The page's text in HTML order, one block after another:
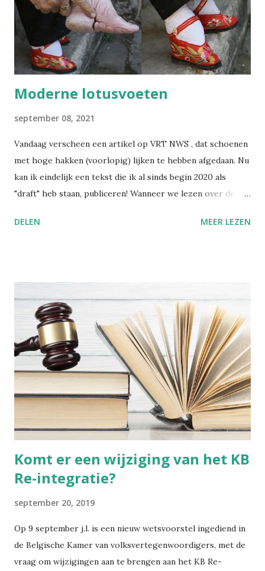
arbeidsgezondheid. De reden? Er verschijnt zoveel
informatie, wetswijzigingen en opinies dat het soms
moeilijk is om het overzicht te bewaren. Met deze
nieuwsbrief wil ik alles bundelen en gestructureerd ...
Moderne lotusvoeten
september 08, 2021
Vandaag verscheen een artikel op VRT NWS , dat schoenen
met hoge hakken (voorlopig) lijken te hebben afgedaan. Nu
kan ik eindelijk een tekst die ik al sinds begin 2020 als
"draft" heb staan, publiceren! Wanneer we lezen over de
we van zulke barbaarse martelpraktijken. Hoe heeft een
Voetinbinden Ik ga dit cultureel gegeven toch even
kaderen. De praktijk van voetinbinden heeft zich in China
ontwikkeld tijdens de Tang-dynastie (618-907 na Chr.). Het
hield in dat men bij jonge meisjes de voeten omzwachtelde.
De vier kleine tenen werden naar binnen geplooid en
braken uiteindelijk vanzelf. De grote teen bleef recht. Het
resultaat was een "lotusvoetje". Dit gold als een teken van
wels...
DELEN MEER LEZEN
Komt er een wijziging van het KB
Re-integratie?
september 20, 2019
Op 9 september j.l. is een nieuw wetsvoorstel ingediend in
de Belgische Kamer van volksvertegenwoordigers, met de
vraag om wijzigingen aan te brengen aan het KB Re-